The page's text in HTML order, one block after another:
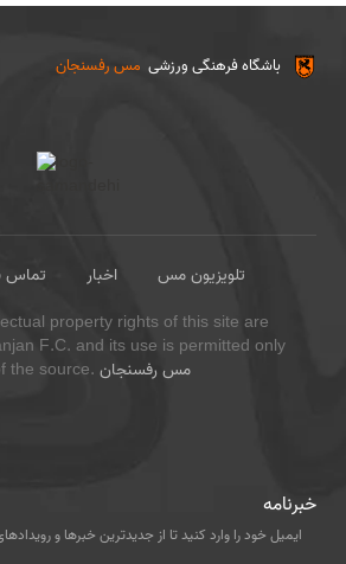
مس رفسنجان باشگاه فرهنگی ورزشی
تماس اخبار
تلویزیون مس
property rights of this site are
F.C. and its use is permitted only
the source. مس رفسنجان
خبرنامه
ایمیل خود را وارد کنید تا از جدیدترین خبرها و